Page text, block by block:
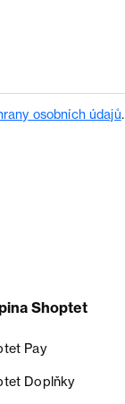
osobních údajů.
Shoptet
Pay
Doplňky